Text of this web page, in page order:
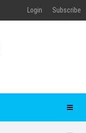
Login Subscribe